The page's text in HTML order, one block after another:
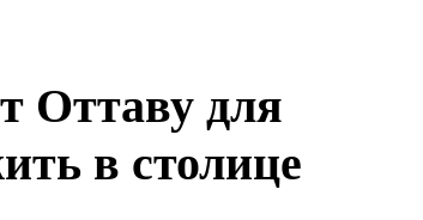
Оттаву для
в столице